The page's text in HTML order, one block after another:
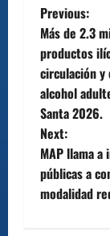
P
o
s
t
n
a
Previous:
Más de 2.3
productos
circulación
alcohol
Santa 2026.
Next:
MAP llama
públicas a
modalidad